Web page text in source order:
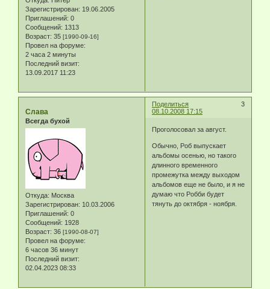
Зарегистрирован: 19.06.2005
Приглашений: 0
Сообщений: 1313
Возраст: 35 [1990-09-16]
Провел на форуме:
2 часа 2 минуты
Последний визит:
13.09.2017 11:23
Поделиться
3
08.10.2008 17:15
Слава
Всегда бухой
Откуда: Москва
Зарегистрирован: 10.03.2006
Приглашений: 0
Сообщений: 1928
Возраст: 36 [1990-08-07]
Провел на форуме:
6 часов 36 минут
Последний визит:
02.04.2023 08:33
Проголосовал за август.
Обычно, Роб выпускает
альбомы осенью, но такого
длинного временного
промежутка между выходом
альбомов еще не было, и я не
думаю что Робби будет
тянуть до октября - ноября.